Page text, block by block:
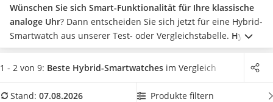
Trekkingschuhe Herren
Reisetasche mit Rollen
Klimmzugstation
Koffer
Nachtsichtgerät
Handgepäck-Koffer
Wünschen Sie sich Smart-Funktionalität für Ihre klassische
analoge Uhr? Dann entscheiden Sie sich jetzt für eine Hybrid-
Smartwatch aus unserer Test- oder Vergleichstabelle. Hybrid-
Smartwatches bieten klassisches Uhren-Designund können
mit iOS- und Android-Smartphones verbunden werden. Dank
täglich aufladen.Insider-Tipp
: Wenn Sie Ausdauersport
1 - 2 von 9: Beste Hybrid-Smartwatches im Vergleich
Stand: 07.08.2026 Produkte filtern